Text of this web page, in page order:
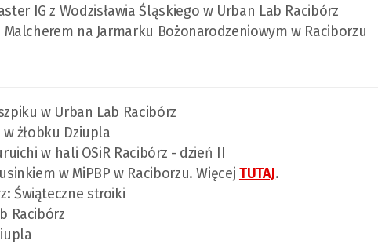
IG z Wodzisławia Śląskiego w Urban Lab Racibórz
na Jarmarku Bożonarodzeniowym w Raciborzu
w Urban Lab Racibórz
żłobku Dziupla
w hali OSiR Racibórz - dzień II
w MiPBP w Raciborzu. Więcej TUTAJ.
Świąteczne stroiki
Racibórz